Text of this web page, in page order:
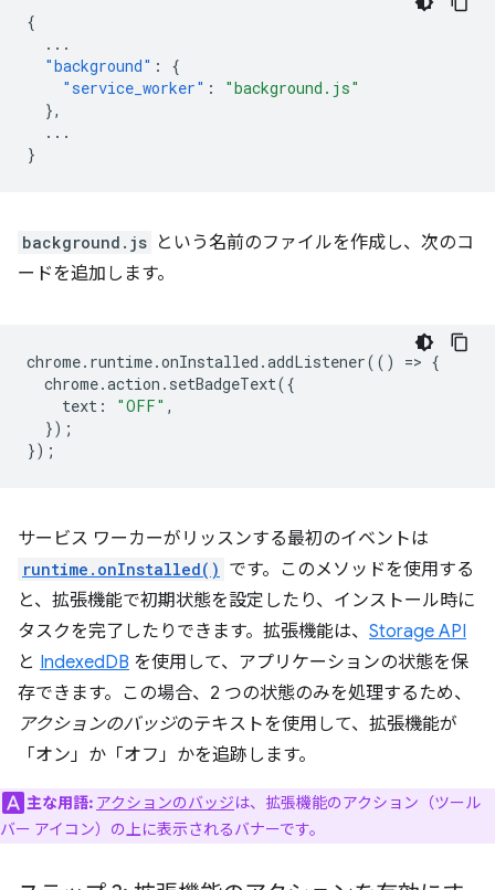
{
...
"background" :
{
"service_worker" :
"background.js"
},
...
}
background.js という名前のファイルを作成し、次のコ
ードを追加します。
chrome. runtime.onInstalled .addListener(() => {
chrome.action . setBadgeText({
text : "OFF" ,
});
});
サービス ワーカーがリッスンする最初のイベントは
runtime.onInstalled() です。このメソッドを使用する
と、拡張機能で初期状態を設定したり、インストール時に
タスクを完了したりできます。拡張機能は、 Storage API
と IndexedDB を使用して、アプリケーションの状態を保
存できます。この場合、2 つの状態のみを処理するため、
アクションのバッジのテキストを使用して、拡張機能が
「オン」か「オフ」かを追跡します。
主な用語: アクションのバッジは、拡張機能のアクション（ツール
バー アイコン）の上に表示されるバナーです。